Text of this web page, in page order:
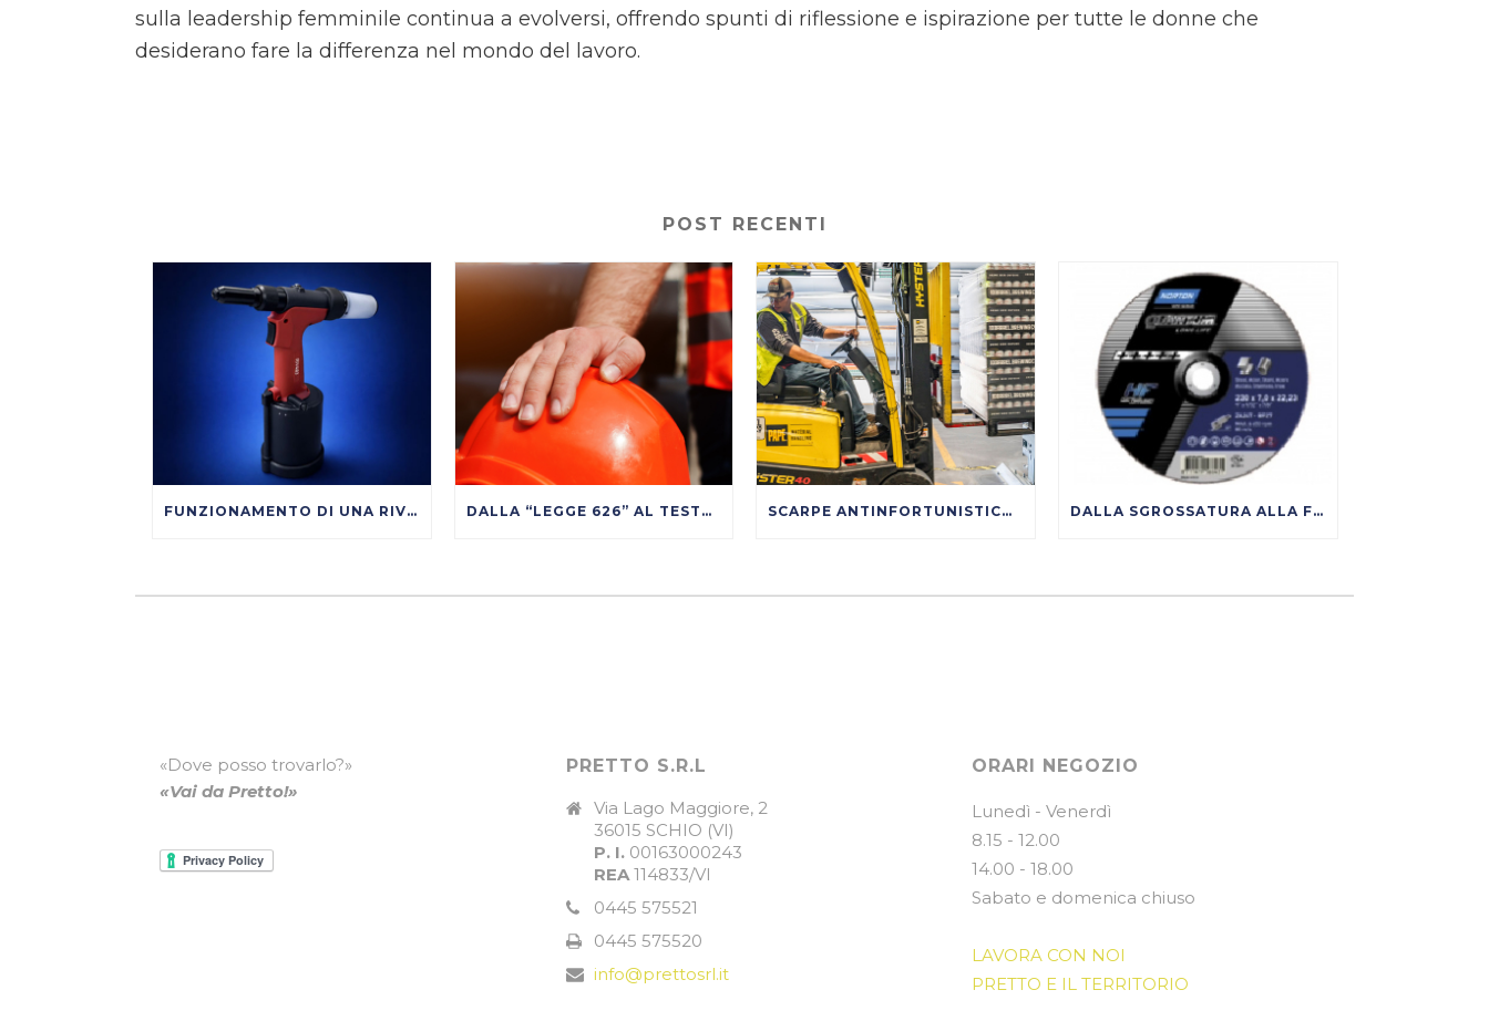
sulla leadership femminile continua a evolversi, offrendo spunti di riflessione e ispirazione per tutte le donne che
desiderano fare la differenza nel mondo del lavoro.
POST RECENTI
FUNZIONAMENTO DI UNA RIVETTATRICE OLEOPNEUMATICA DALLA “LEGGE 626” AL TESTO UNICO SULLA SICUREZZA SCARPE ANTINFORTUNISTICHE: COME SCEGLIERE DAVVERO TRA S1P, S3, SRC, ESD DALLA SGROSSATURA ALLA FINITURA: COME NASCE UNA SUPERFICIE METALLICA DI QUALITÀ
«Dove posso trovarlo?»
«Vai da Pretto!»
PRETTO S.R.L
Via Lago Maggiore, 2
36015 SCHIO (VI)
P. I.00163000243
REA114833/VI
0445 575521
0445 575520
info@prettosrl.it
ORARI NEGOZIO
Lunedì - Venerdì
8.15 - 12.00
14.00 - 18.00
Sabato e domenica chiuso
LAVORA CON NOI
PRETTO E IL TERRITORIO